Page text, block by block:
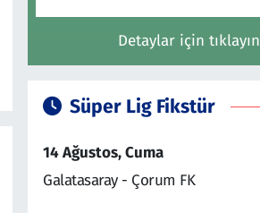
Detaylar için tıklayın
Süper Lig Fikstür
14 Ağustos, Cuma
Galatasaray - Çorum FK